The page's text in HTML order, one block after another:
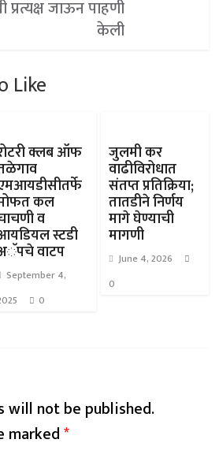
प्रत्यक्ष जाऊन पाहणी
केली
Like
क्लब ऑफ
कल
व
स्टडी
वाटप
September 4,
0
जुलमी कर
वाढीविरोधात
संतप्त प्रतिक्रिया;
तातडीने निर्णय
मागे घेण्याची
मागणी
June 4, 2026
0
will not be published.
marked*